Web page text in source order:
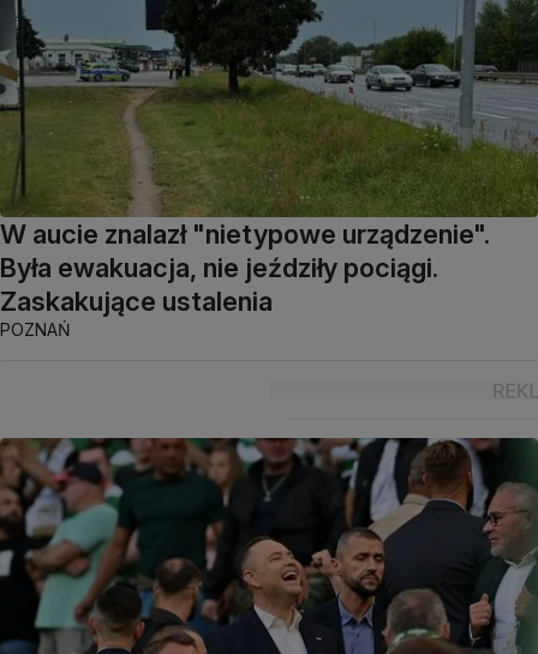
W aucie znalazł "nietypowe urządzenie".
Była ewakuacja, nie jeździły pociągi.
Zaskakujące ustalenia
POZNAŃ